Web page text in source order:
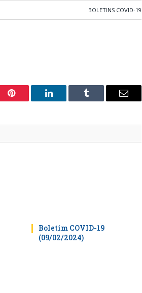
BOLETINS COVID-19
Pinterest LinkedIn Tumblr
E-
Boletim COVID-19
(09/02/2024)